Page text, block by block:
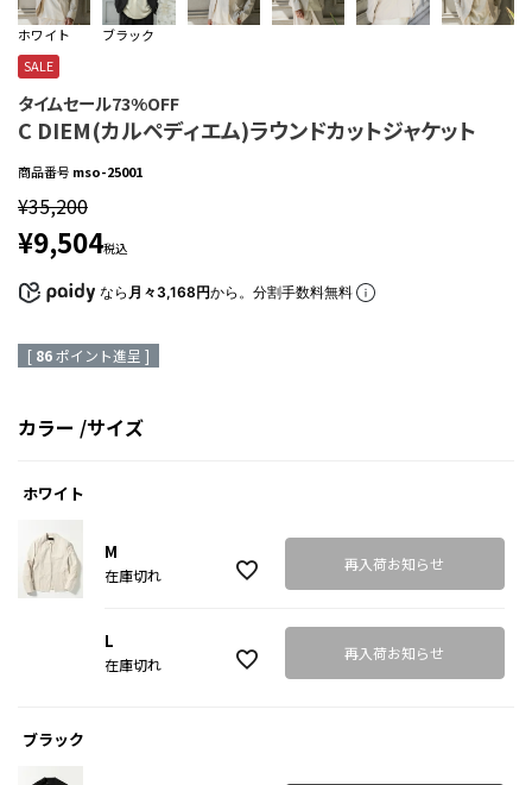
ホワイト
ブラック
SALE
タイムセール73%OFF
C DIEM(カルペディエム)ラウンドカットジャケット
商品番号 mso-25001
¥35,200
¥9,504税込
なら 月々3,168円から。分割手数料無料
[ 86ポイント進呈 ]
カラー サイズ
ホワイト
M
在庫切れ
再入荷お知らせ
L
在庫切れ
再入荷お知らせ
ブラック